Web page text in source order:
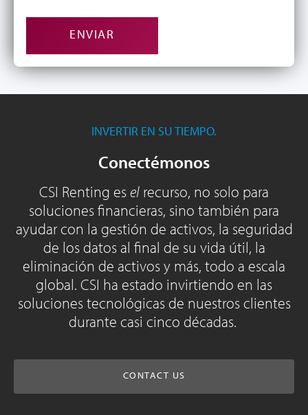
INVERTIR EN SU TIEMPO.
Conectémonos
CSI Renting esel recurso, no solo para
soluciones financieras, sino también para
ayudar con la gestión de activos, la seguridad
de los datos al final de su vida útil, la
eliminación de activos y más, todo a escala
global. CSI ha estado invirtiendo en las
soluciones tecnológicas de nuestros clientes
durante casi cinco décadas.
CONTACT US